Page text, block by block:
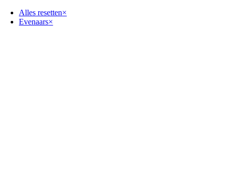
Alles resetten×
Evenaars×